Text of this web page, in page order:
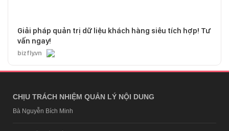
Giải pháp quản trị dữ liệu khách hàng siêu tích hợp! Tư
vấn ngay!
bizfly.vn
CHỊU TRÁCH NHIỆM QUẢN LÝ NỘI DUNG
Bà Nguyễn Bích Minh